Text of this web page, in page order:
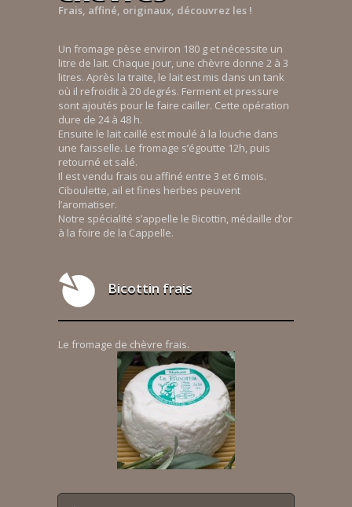
Frais, affiné, originaux, découvrez les !
Un fromage pèse environ 180 g et nécessite un
litre de lait. Chaque jour, une chèvre donne 2 à 3
litres. Après la traite, le lait est mis dans un tank
où il refroidit à 20 degrés. Ferment et pressure
sont ajoutés pour le faire cailler. Cette opération
dure de 24 à 48 h.
Ensuite le lait caillé est moulé à la louche dans
une faisselle. Le fromage s’égoutte 12h, puis
retourné et salé.
Il est vendu frais ou affiné entre 3 et 6 mois.
Ciboulette, ail et fines herbes peuvent
l’aromatiser.
Notre spécialité s’appelle le Bicottin, médaille d’or
à la foire de la Cappelle.
Bicottin frais
Le fromage de chèvre frais.